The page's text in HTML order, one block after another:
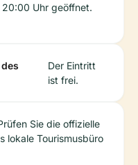
20:00 Uhr geöffnet.
Der Eintritt
ist frei.
Sie die offizielle
lokale Tourismusbüro